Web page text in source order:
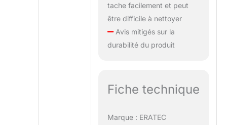
tache facilement et peut
être difficile à nettoyer
Avis mitigés sur la
durabilité du produit
Fiche technique
Marque : ERATEC